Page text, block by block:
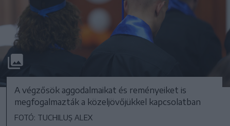
A végzősök aggodalmaikat és reményeiket is
megfogalmazták a közeljövőjükkel kapcsolatban
FOTÓ: TUCHILUȘ ALEX